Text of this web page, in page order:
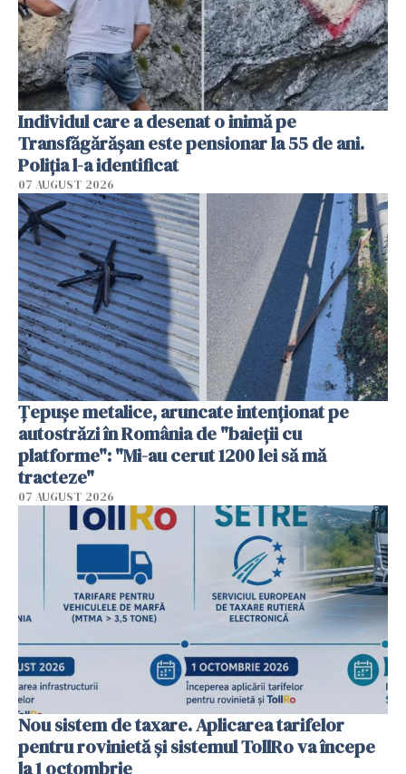
Individul care a desenat o inimă pe
Transfăgărășan este pensionar la 55 de ani.
Poliția l-a identificat
07 AUGUST 2026
Țepușe metalice, aruncate intenționat pe
autostrăzi în România de "baieții cu
platforme": "Mi-au cerut 1200 lei să mă
tracteze"
07 AUGUST 2026
Nou sistem de taxare. Aplicarea tarifelor
pentru rovinietă şi sistemul TollRo va începe
la 1 octombrie